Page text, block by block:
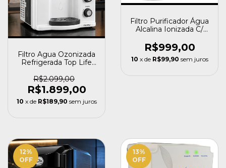
Filtro Agua Ozonizada
Refrigerada Top Life
R$2.099,00
R$1.899,00
10 x de R$189,90 sem juros
Filtro Purificador Água
Alcalina Ionizada C/
R$999,00
10 x de R$99,90 sem juros
12%
OFF
13%
OFF